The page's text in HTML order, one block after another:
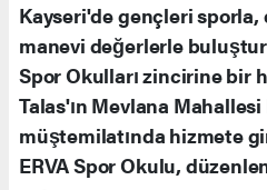
Kayseri'de gençleri
manevi değerlerle
Spor Okulları zincirine bir
Talas'ın Mevlana
müştemilatında hizmete
ERVA Spor Okulu,